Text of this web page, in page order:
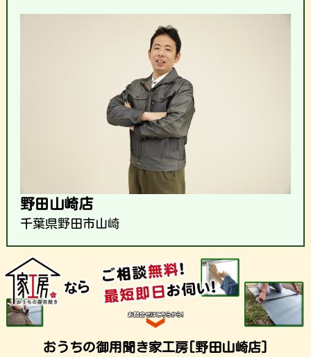
野田山崎店
千葉県野田市山崎
おうちの御用聞き家工房[野田山崎店]